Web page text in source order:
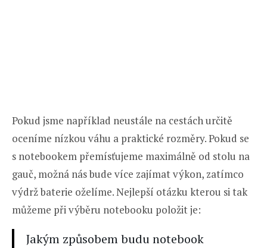
Pokud jsme například neustále na cestách určitě
oceníme nízkou váhu a praktické rozměry. Pokud se
s notebookem přemísťujeme maximálně od stolu na
gauč, možná nás bude více zajímat výkon, zatímco
výdrž baterie oželíme. Nejlepší otázku kterou si tak
můžeme při výběru notebooku položit je:
Jakým způsobem budu notebook